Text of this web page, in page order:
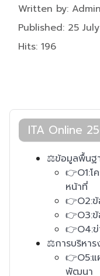
Details
Written by: Admin
Published: 25
Hits: 196
ITA Online
⚖️ข้อมูลพื้นฐ
👉O1:โ
หน้าที่
👉O2:
👉O3:
👉O4:ข่
⚖️การบริหาร
👉O5:
พัฒนา